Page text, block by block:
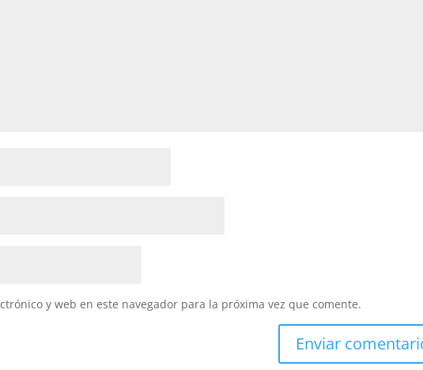
y web en este navegador para la próxima vez que comente.